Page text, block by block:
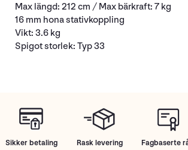
Max längd: 212 cm / Max bärkraft: 7 kg
16 mm hona stativkoppling
Vikt: 3.6 kg
Spigot storlek: Typ 33
Sikker betaling Rask levering Fagbaserte